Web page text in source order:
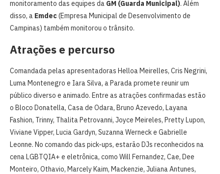
monitoramento das equipes da GM (Guarda Municipal). Além
disso, a Emdec(Empresa Municipal de Desenvolvimento de
Campinas) também monitorou o trânsito.
Atrações e percurso
Comandada pelas apresentadoras Helloa Meirelles, Cris Negrini,
Luma Montenegro e Iara Silva, a Parada promete reunir um
público diverso e animado. Entre as atrações confirmadas estão
o Bloco Donatella, Casa de Odara, Bruno Azevedo, Layana
Fashion, Trinny, Thalita Petrovanni, Joyce Meireles, Pretty Lupon,
Viviane Vipper, Lucia Gardyn, Suzanna Werneck e Gabrielle
Leonne. No comando das pick-ups, estarão DJs reconhecidos na
cena LGBTQIA+ e eletrônica, como Will Fernandez, Cae, Dee
Monteiro, Othavio, Marcely Kaim, Mackenzie, Juliana Antunes,